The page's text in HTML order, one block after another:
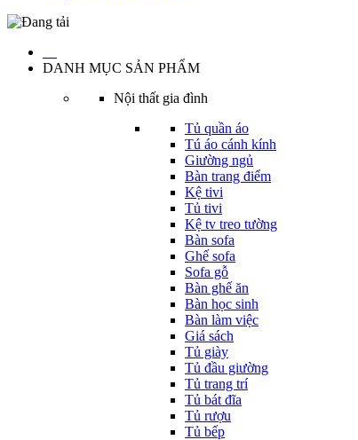
DANH MỤC SẢN PHẨM
Nội thất gia đình
Tủ quần áo
Tú áo cánh kính
Giường ngủ
Bàn trang điểm
Kệ tivi
Tủ tivi
Kệ tv treo tường
Bàn sofa
Ghế sofa
Sofa gỗ
Bàn ghế ăn
Bàn học sinh
Bàn làm việc
Giá sách
Tủ giày
Tủ đầu giường
Tủ trang trí
Tủ bát đĩa
Tủ rượu
Tủ bếp